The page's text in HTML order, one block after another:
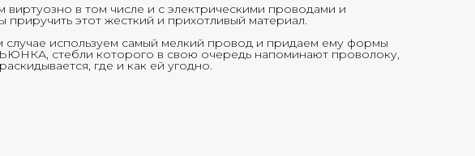
виртуозно в том числе и с электрическими проводами и
приручить этот жесткий и прихотливый материал.
случае используем самый мелкий провод и придаем ему формы
стебли которого в свою очередь напоминают проволоку,
где и как ей угодно.